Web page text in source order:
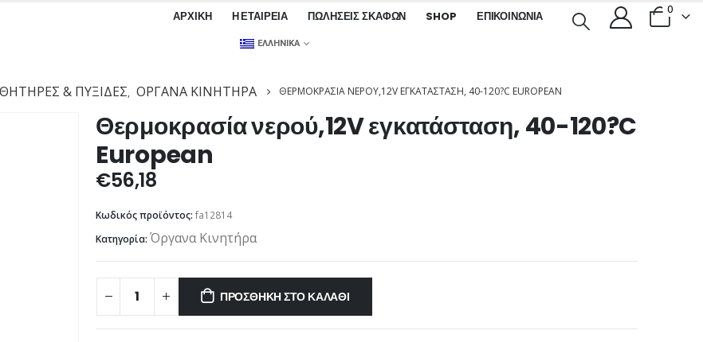
ΑΡΧΙΚΉ Η ΕΤΑΙΡΕΊΑ ΠΩΛΉΣΕΙΣ ΣΚΑΦΏΝ SHOP ΕΠΙΚΟΙΝΩΝΊΑ 0
ΕΛΛΗΝΙΚΆ
& ΠΥΞΊΔΕΣ, ΌΡΓΑΝΑ ΚΙΝΗΤΉΡΑ ΘΕΡΜΟΚΡΑΣΊΑ ΝΕΡΟΎ,12V ΕΓΚΑΤΆΣΤΑΣΗ, 40-120?C EUROPEAN
Θερμοκρασία νερού,12V εγκατάσταση, 40-120?C
European
€56,18
Κωδικός προϊόντος: fa12814
Κατηγορία: Όργανα Κινητήρα
ΠΡΟΣΘΉΚΗ ΣΤΟ ΚΑΛΆΘΙ